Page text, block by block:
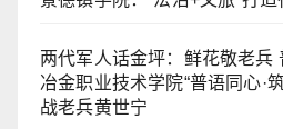
两代军人话金坪：鲜花敬老
冶金职业技术学院“普语同心·
战老兵黄世宁